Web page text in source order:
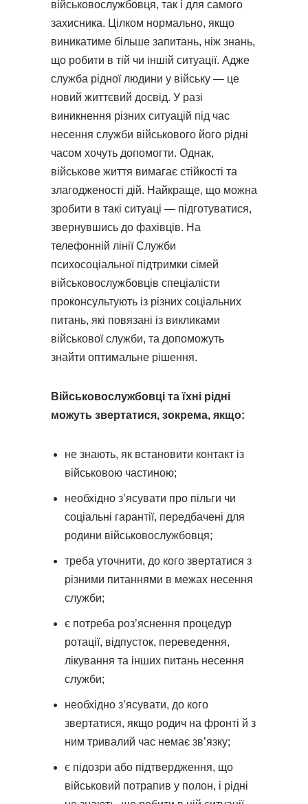
військовослужбовця, так і для самого
захисника. Цілком нормально, якщо
виникатиме більше запитань, ніж знань,
що робити в тій чи іншій ситуації. Адже
служба рідної людини у війську — це
новий життєвий досвід. У разі
виникнення різних ситуацій під час
несення служби військового його рідні
часом хочуть допомогти. Однак,
військове життя вимагає стійкості та
злагодженості дій. Найкраще, що можна
зробити в такі ситуаці — підготуватися,
звернувшись до фахівців. На
телефонній лінії Служби
психосоціальної підтримки сімей
військовослужбовців спеціалісти
проконсультують із різних соціальних
питань, які повязані із викликами
військової служби, та допоможуть
знайти оптимальне рішення.
Військовослужбовці та їхні рідні
можуть звертатися, зокрема, якщо:
не знають, як встановити контакт із
військовою частиною;
необхідно з’ясувати про пільги чи
соціальні гарантії, передбачені для
родини військовослужбовця;
треба уточнити, до кого звертатися з
різними питаннями в межах несення
служби;
є потреба роз’яснення процедур
ротації, відпусток, переведення,
лікування та інших питань несення
служби;
необхідно з’ясувати, до кого
звертатися, якщо родич на фронті й з
ним тривалий час немає зв’язку;
є підозри або підтвердження, що
військовий потрапив у полон, і рідні